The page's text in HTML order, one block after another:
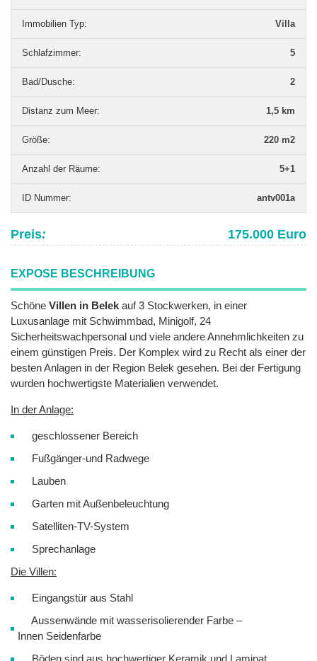
Immobilien Typ: Villa
Schlafzimmer: 5
Bad/Dusche: 2
Distanz zum Meer: 1,5 km
Grö­ße: 220 m2
Anzahl der Räume: 5+1
ID Nummer: antv001a
Preis: 175.000 Euro
EXPOSE BESCHREIBUNG
Schöne Villen in Belek auf 3 Stockwerken, in einer
Luxusanlage mit Schwimmbad, Minigolf, 24
Sicherheitswachpersonal und viele andere Annehmlichkeiten zu
einem günstigen Preis. Der Komplex wird zu Recht als einer der
besten Anlagen in der Region Belek gesehen. Bei der Fertigung
wurden hochwertigste Materialien verwendet.
In der Anlage:
geschlossener Bereich
Fußgänger-und Radwege
Lauben
Garten mit Außenbeleuchtung
Satelliten-TV-System
Sprechanlage
Die Villen:
Eingangstür aus Stahl
Aussenwände mit wasserisolierender Farbe –
Innen Seidenfarbe
Böden sind aus hochwertiger Keramik und Laminat